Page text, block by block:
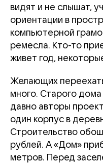
видят и не слышат,
ориентации в
компьютерной
ремесла. Кто-то
живет год,
Желающих
много. Старого дома
давно авторы
один корпус в
Строительство
рублей. А «Дом»
метров. Перед